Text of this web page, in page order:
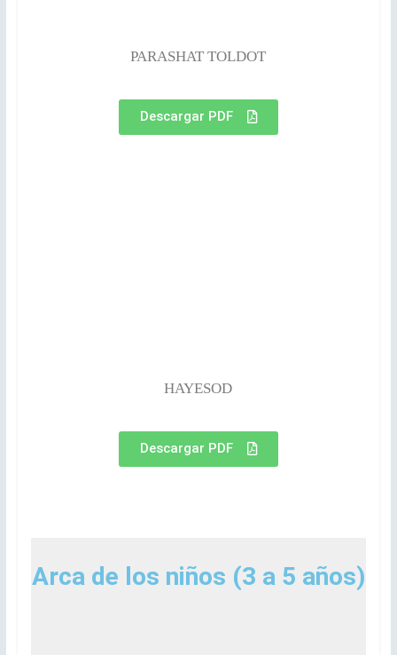
PARASHAT TOLDOT
Descargar PDF
HAYESOD
Descargar PDF
Arca de los niños (3 a 5 años)